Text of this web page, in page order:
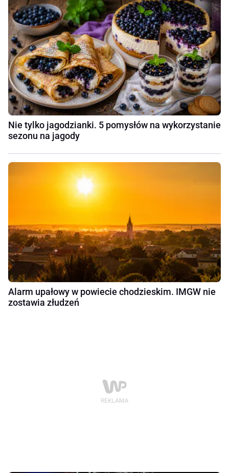
Nie tylko jagodzianki. 5 pomysłów na wykorzystanie
sezonu na jagody
Alarm upałowy w powiecie chodzieskim. IMGW nie
zostawia złudzeń